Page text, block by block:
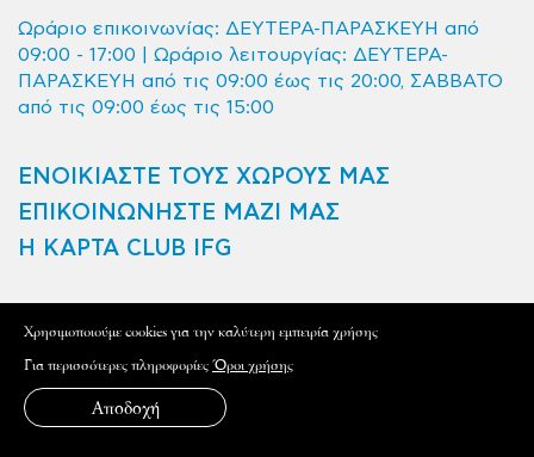
Ωράριο επικοινωνίας: ΔΕΥΤΕΡΑ-ΠΑΡΑΣΚΕΥΗ από
09:00 - 17:00 | Ωράριο λειτουργίας: ΔΕΥΤΕΡΑ-
ΠΑΡΑΣΚΕΥΗ από τις 09:00 έως τις 20:00, ΣΑΒΒΑΤΟ
από τις 09:00 έως τις 15:00
ΕΝΟΙΚΙΑΣΤΕ ΤΟΥΣ ΧΩΡΟΥΣ ΜΑΣ
ΕΠΙΚΟΙΝΩΝΗΣΤΕ ΜΑΖΙ ΜΑΣ
Η ΚΑΡΤΑ CLUB IFG
Mentions légales - contacts - crédits © Institut français de
Grèce 2020 - Tous droits réservés
Xρησιμοποιούμε cookies για την καλύτερη εμπειρία χρήσης
Για περισσότερες πληροφορίεςΌροι χρήσης
Αποδοχή